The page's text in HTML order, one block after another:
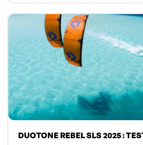
DUOTONE REBEL SLS 2025 :